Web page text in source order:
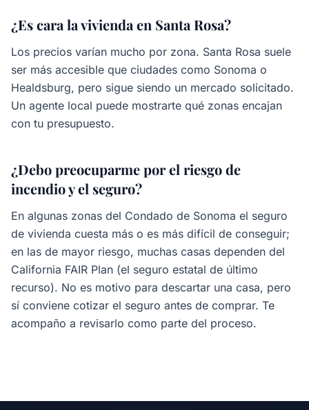
¿Es cara la vivienda en Santa Rosa?
Los precios varían mucho por zona. Santa Rosa suele
ser más accesible que ciudades como Sonoma o
Healdsburg, pero sigue siendo un mercado solicitado.
Un agente local puede mostrarte qué zonas encajan
con tu presupuesto.
¿Debo preocuparme por el riesgo de
incendio y el seguro?
En algunas zonas del Condado de Sonoma el seguro
de vivienda cuesta más o es más difícil de conseguir;
en las de mayor riesgo, muchas casas dependen del
California FAIR Plan (el seguro estatal de último
recurso). No es motivo para descartar una casa, pero
sí conviene cotizar el seguro antes de comprar. Te
acompaño a revisarlo como parte del proceso.